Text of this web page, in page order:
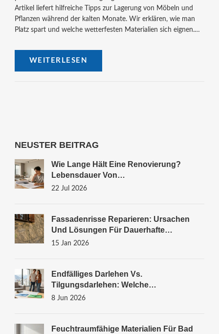
Artikel liefert hilfreiche Tipps zur Lagerung von Möbeln und
Pflanzen während der kalten Monate. Wir erklären, wie man
Platz spart und welche wetterfesten Materialien sich eignen.
Schutz vor Witterungseinflüssen. Lesen Sie weiter und
entdecken Sie praktische Lösungen für Ihre Balkonlagerung.
WEITERLESEN
NEUSTER BEITRAG
Wie Lange Hält Eine Renovierung?
Lebensdauer Von
Sanierungsmaßnahmen Im Haus
22 Jul 2026
Fassadenrisse Reparieren: Ursachen
Und Lösungen Für Dauerhafte
Sanierung
15 Jan 2026
Endfälliges Darlehen Vs.
Tilgungsdarlehen: Welche
Baufinanzierung Passt Zu Dir?
8 Jun 2026
Feuchtraumfähige Materialien Für Bad